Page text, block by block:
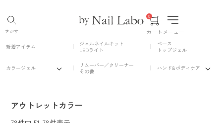
さがす カート
0
メニュー
新着アイテム
ジェルネイルキット
LEDライト
ベース
トップジェル
カラージェル
リムーバー／クリーナー
その他
ハンド&ボディケア
アウトレットカラー